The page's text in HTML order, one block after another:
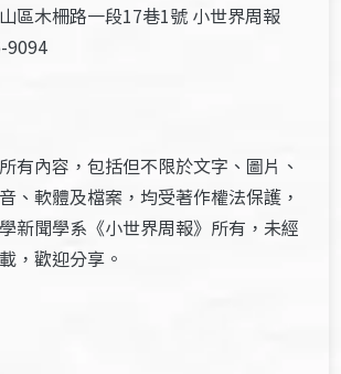
區木柵路一段17巷1號 小世界周報
9094
有內容，包括但不限於文字、圖片、
、軟體及檔案，均受著作權法保護，
新聞學系《小世界周報》所有，未經
，歡迎分享。